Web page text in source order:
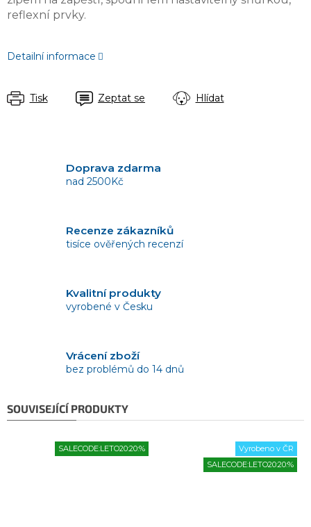
reflexní prvky.
Detailní informace
Tisk Zeptat se Hlídat
Doprava zdarma
nad 2500Kč
Recenze zákazníků
tisíce ověřených recenzí
Kvalitní produkty
vyrobené v Česku
Vrácení zboží
bez problémů do 14 dnů
SOUVISEJÍCÍ PRODUKTY
SALECODE:LETO20:20:%
Vyrobeno v ČR
SALECODE:LETO20:20:%